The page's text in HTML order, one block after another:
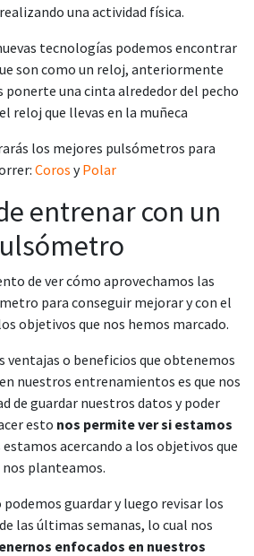
una actividad física.
tecnologías podemos encontrar
son como un reloj, anteriormente
una cinta alrededor del pecho
reloj que llevas en la muñeca
los mejores pulsómetros para
Coros yPolar
entrenar con un
de ver cómo aprovechamos las
para conseguir mejorar y con el
objetivos que nos hemos marcado.
ventajas o beneficios que obtenemos
nuestros entrenamientos es que nos
de guardar nuestros datos y poder
esto nos permite ver si estamos
estamos acercando a los objetivos que
nos planteamos.
guardar y luego revisar los
las últimas semanas, lo cual nos
enfocados en nuestros